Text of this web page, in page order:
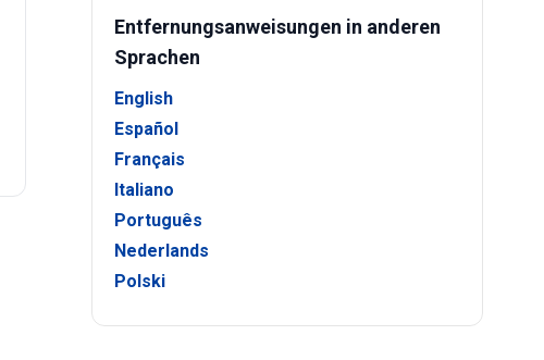
Entfernungsanweisungen in anderen
Sprachen
English
Español
Français
Italiano
Português
Nederlands
Polski